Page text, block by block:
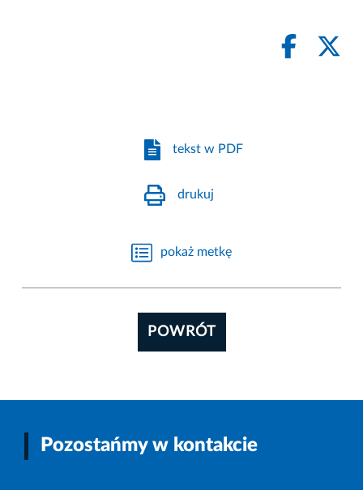
tekst w PDF
drukuj
pokaż metkę
POWRÓT
Pozostańmy w kontakcie